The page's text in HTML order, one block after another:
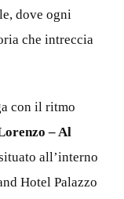
dove ogni
che intreccia
con il ritmo
– Al
all’interno
Hotel Palazzo